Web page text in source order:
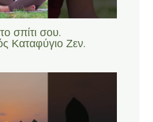
σπίτι σου.
Καταφύγιο Ζεν.